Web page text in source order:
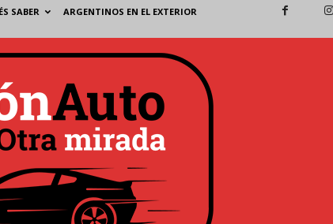
SABER ARGENTINOS EN EL EXTERIOR